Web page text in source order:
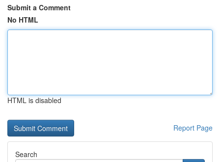
Submit a Comment
No HTML
HTML is disabled
Report Page
Search